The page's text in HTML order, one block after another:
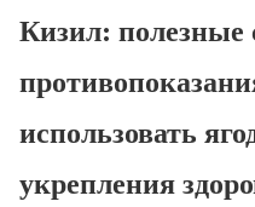
Кизил: полезные
использовать
укрепления